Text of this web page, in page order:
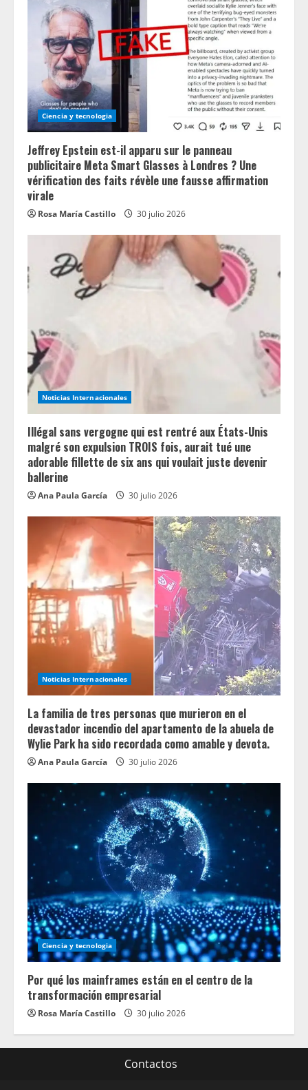
Ciencia y tecnologia
Jeffrey Epstein est-il apparu sur le panneau
publicitaire Meta Smart Glasses à Londres ? Une
vérification des faits révèle une fausse affirmation
virale
Rosa María Castillo 30 julio 2026
Noticias Internacionales
Illégal sans vergogne qui est rentré aux États-Unis
malgré son expulsion TROIS fois, aurait tué une
adorable fillette de six ans qui voulait juste devenir
ballerine
Ana Paula García 30 julio 2026
Noticias Internacionales
La familia de tres personas que murieron en el
devastador incendio del apartamento de la abuela de
Wylie Park ha sido recordada como amable y devota.
Ana Paula García 30 julio 2026
Ciencia y tecnologia
Por qué los mainframes están en el centro de la
transformación empresarial
Rosa María Castillo 30 julio 2026
Contactos